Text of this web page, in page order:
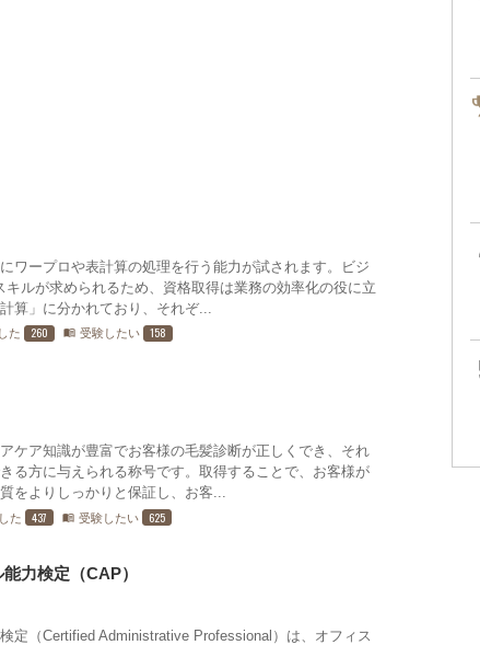
ワープロや表計算の処理を行う能力が試されます。ビジ
ルが求められるため、資格取得は業務の効率化の役に立
算」に分かれており、それぞ...
た 260 menu_book 受験したい 158
ケア知識が豊富でお客様の毛髪診断が正しくでき、それ
る方に与えられる称号です。取得することで、お客様が
をよりしっかりと保証し、お客...
た 437 menu_book 受験したい 625
力検定（CAP）
定（Certified Administrative Professional）は、オフィス